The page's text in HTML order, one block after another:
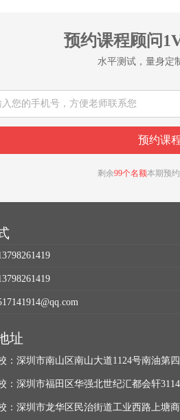
预约课程顾问
水平测试，量身定
剩余99个名额本期预
址
：深圳市南山区南山大道1124号南油第
：深圳市福田区华强北世纪汇都会轩
：深圳市龙华区民治街道工业西路上塘